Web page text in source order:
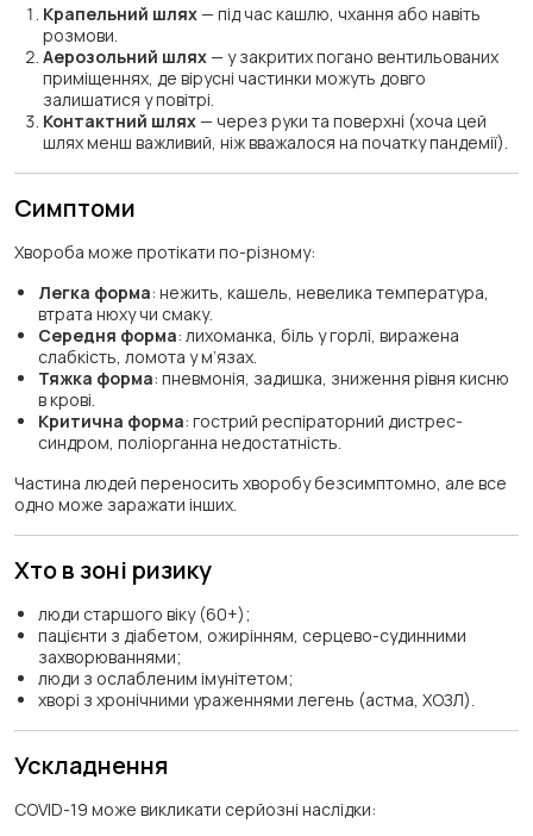
Крапельний шлях— під час кашлю, чхання або навіть
розмови.
Аерозольний шлях— у закритих погано вентильованих
приміщеннях, де вірусні частинки можуть довго
залишатися у повітрі.
Контактний шлях— через руки та поверхні (хоча цей
шлях менш важливий, ніж вважалося на початку пандемії).
Симптоми
Хвороба може протікати по-різному:
Легка форма: нежить, кашель, невелика температура,
втрата нюху чи смаку.
Середня форма: лихоманка, біль у горлі, виражена
слабкість, ломота у м’язах.
Тяжка форма: пневмонія, задишка, зниження рівня кисню
в крові.
Критична форма: гострий респіраторний дистрес-
синдром, поліорганна недостатність.
Частина людей переносить хворобу безсимптомно, але все
одно може заражати інших.
Хто в зоні ризику
люди старшого віку (60+);
пацієнти з діабетом, ожирінням, серцево-судинними
захворюваннями;
люди з ослабленим імунітетом;
хворі з хронічними ураженнями легень (астма, ХОЗЛ).
Ускладнення
COVID-19 може викликати серйозні наслідки: